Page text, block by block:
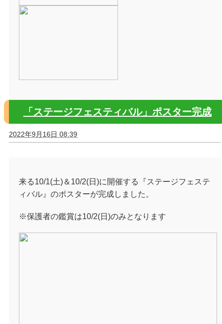
「ステージフェスティバル」ポスター完成
2022年9月16日 08:39
来る10/1(土)＆10/2(日)に開催する『ステージフェステ
ィバル』のポスターが完成しました。
※保護者の鑑賞は10/2(日)のみとなります